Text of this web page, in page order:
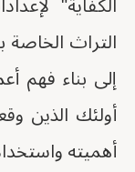
التراث الخاصة
إلى بناء فهم
أولئك الذين
أهميته